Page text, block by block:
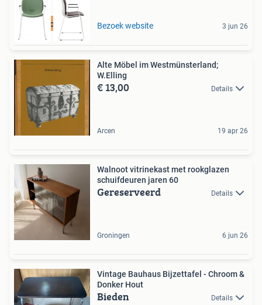
Best beoordeeld Bezoek website 3 jun 26
Alte Möbel im Westmünsterland;
W.Elling
€ 13,00 Details
Arcen 19 apr 26
Walnoot vitrinekast met rookglazen
schuifdeuren jaren 60
Gereserveerd Details
Groningen 6 jun 26
Vintage Bauhaus Bijzettafel - Chroom &
Donker Hout
Bieden Details